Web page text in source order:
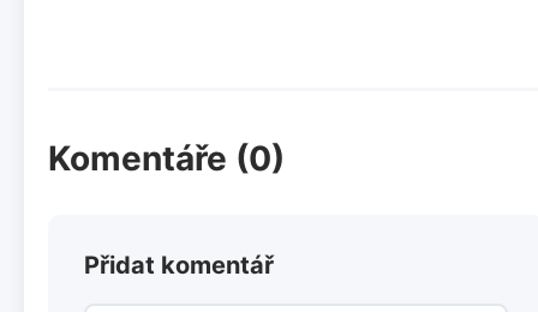
Komentáře (0)
Přidat komentář